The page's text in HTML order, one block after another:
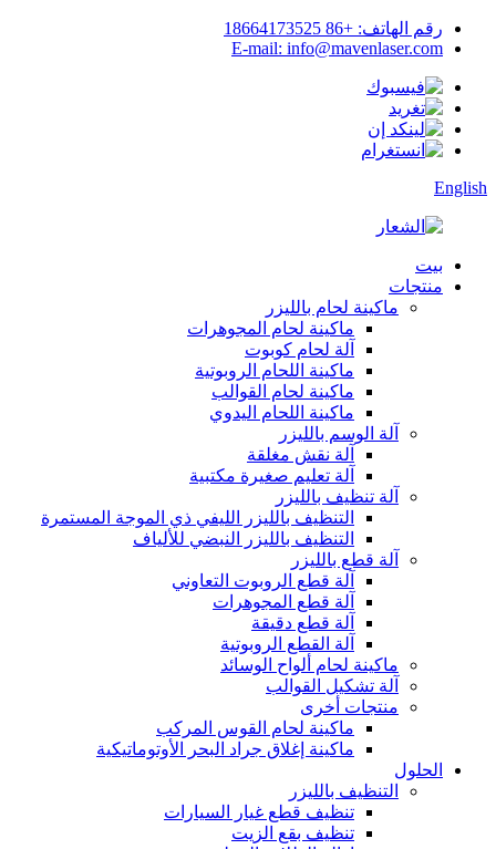
رقم الهاتف: +86 18664173525
E-mail: info@mavenlaser.com
English
بيت
منتجات
ماكينة لحام بالليزر
ماكينة لحام المجوهرات
آلة لحام كوبوت
ماكينة اللحام الروبوتية
ماكينة لحام القوالب
ماكينة اللحام اليدوي
آلة الوسم بالليزر
آلة نقش مغلقة
آلة تعليم صغيرة مكتبية
آلة تنظيف بالليزر
التنظيف بالليزر الليفي ذي الموجة المستمرة
التنظيف بالليزر النبضي للألياف
آلة قطع بالليزر
آلة قطع الروبوت التعاوني
آلة قطع المجوهرات
آلة قطع دقيقة
آلة القطع الروبوتية
ماكينة لحام ألواح الوسائد
آلة تشكيل القوالب
منتجات أخرى
ماكينة لحام القوس المركب
ماكينة إغلاق جراد البحر الأوتوماتيكية
الحلول
التنظيف بالليزر
تنظيف قطع غيار السيارات
تنظيف بقع الزيت